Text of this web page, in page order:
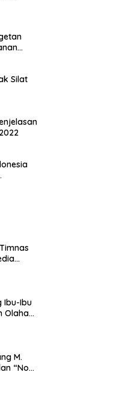
Silat
Ibu-Ibu
Olahan
M.
“No